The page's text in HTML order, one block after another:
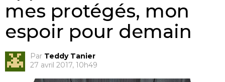
mes protégés, mon
espoir pour demain
Par Teddy Tanier
27 avril 2017, 10h49